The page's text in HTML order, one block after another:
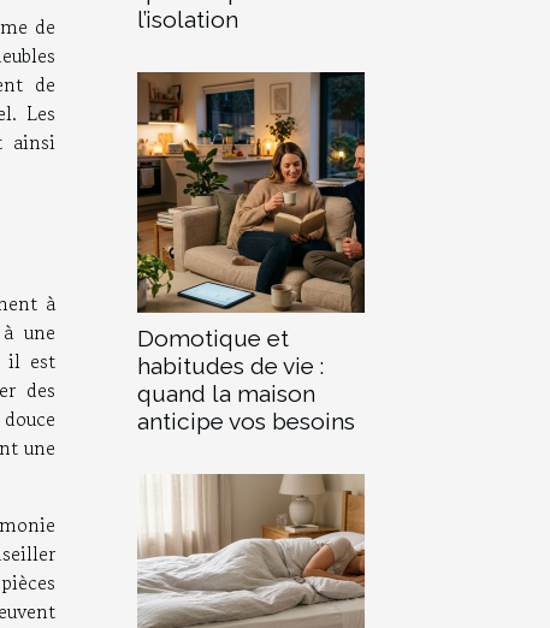
de
de
Les
ainsi
à
une
il est
des
une
l’isolation
Domotique et
habitudes de vie :
quand la maison
anticipe vos besoins